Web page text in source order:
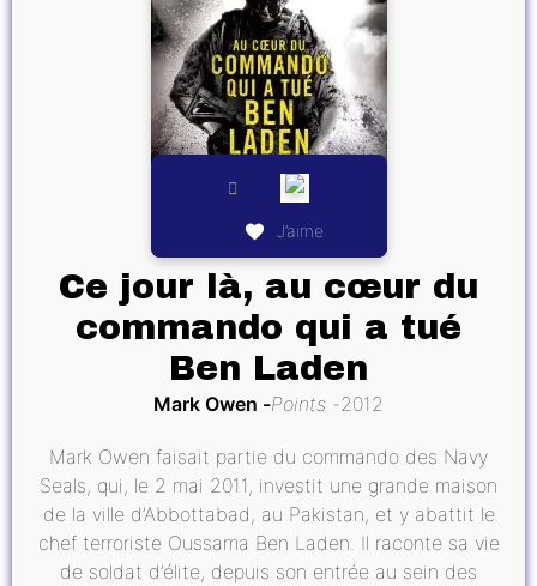
J’aime
Ce jour là, au cœur du
commando qui a tué
Ben Laden
Mark Owen Points 2012
Mark Owen faisait partie du commando des Navy
Seals, qui, le 2 mai 2011, investit une grande maison
de la ville d’Abbottabad, au Pakistan, et y abattit le
chef terroriste Oussama Ben Laden. Il raconte sa vie
de soldat d’élite, depuis son entrée au sein des